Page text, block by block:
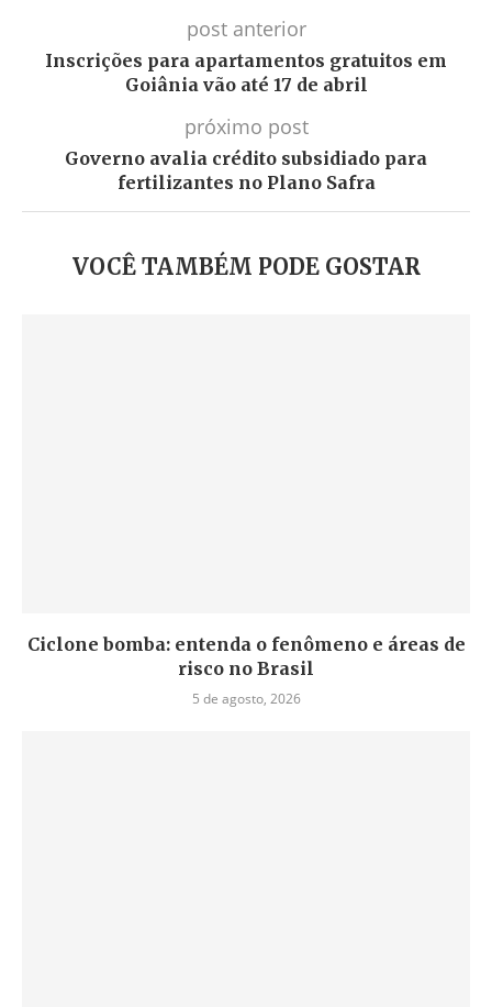
post anterior
Inscrições para apartamentos gratuitos em
Goiânia vão até 17 de abril
próximo post
Governo avalia crédito subsidiado para
fertilizantes no Plano Safra
VOCÊ TAMBÉM PODE GOSTAR
Ciclone bomba: entenda o fenômeno e áreas de
risco no Brasil
5 de agosto, 2026